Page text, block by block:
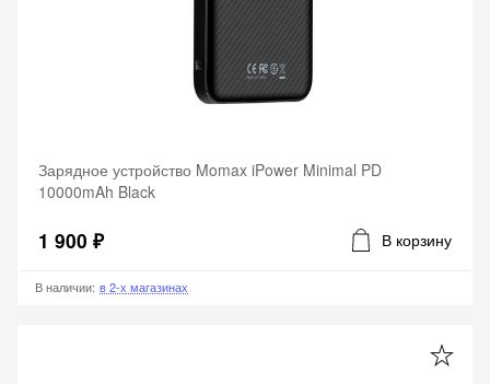
Зарядное устройство Momax iPower Minimal PD
10000mAh Black
1 900 ₽ В корзину
В наличии: в 2-х магазинах